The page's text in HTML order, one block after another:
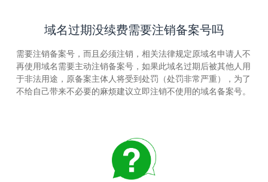
域名过期没续费需要注销备案号吗
需要注销备案号，而且必须注销，相关法律规定原域名申请人不
再使用域名需要主动注销备案号，如果此域名过期后被其他人用
于非法用途，原备案主体人将受到处罚（处罚非常严重），为了
不给自己带来不必要的麻烦建议立即注销不使用的域名备案号。